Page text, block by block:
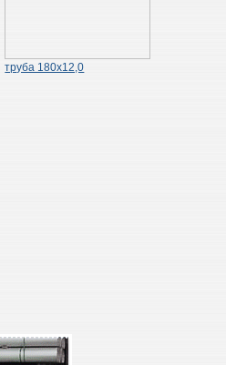
труба 180х12,0